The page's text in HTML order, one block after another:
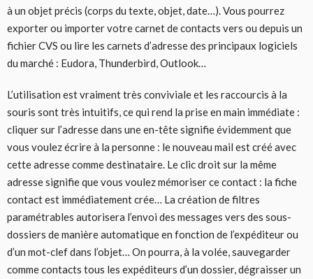
à un objet précis (corps du texte, objet, date…). Vous pourrez
exporter ou importer votre carnet de contacts vers ou depuis un
fichier CVS ou lire les carnets d’adresse des principaux logiciels
du marché : Eudora, Thunderbird, Outlook…
L’utilisation est vraiment très conviviale et les raccourcis à la
souris sont très intuitifs, ce qui rend la prise en main immédiate :
cliquer sur l’adresse dans une en-tête signifie évidemment que
vous voulez écrire à la personne : le nouveau mail est créé avec
cette adresse comme destinataire. Le clic droit sur la même
adresse signifie que vous voulez mémoriser ce contact : la fiche
contact est immédiatement crée… La création de filtres
paramétrables autorisera l’envoi des messages vers des sous-
dossiers de manière automatique en fonction de l’expéditeur ou
d’un mot-clef dans l’objet… On pourra, à la volée, sauvegarder
comme contacts tous les expéditeurs d’un dossier, dégraisser un